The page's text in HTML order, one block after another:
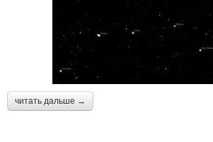
читать дальше →